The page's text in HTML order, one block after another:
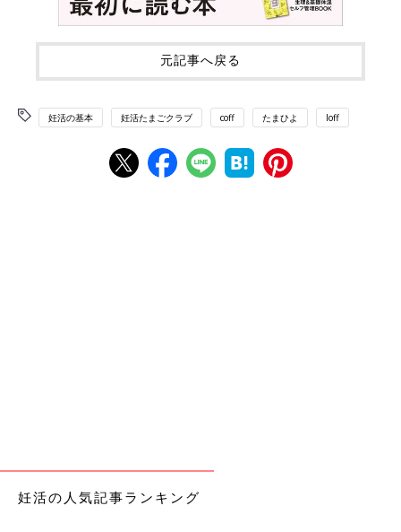
元記事へ戻る
妊活の基本 妊活たまごクラブ coff たまひよ loff
妊活の人気記事ランキング